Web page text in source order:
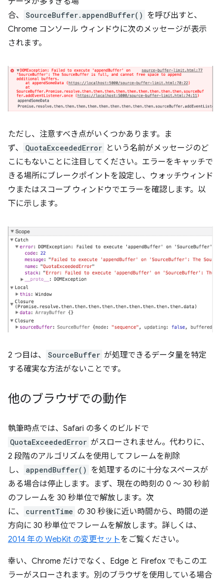
合、
SourceBuffer.appendBuffer() を呼び出すと、
Chrome コンソール ウィンドウに次のメッセージが表示
されます。
ただし、注意すべき点がいくつかあります。ま
ず、
QuotaExceededError という名前がメッセージのど
こにもないことに注目してください。エラーをキャッチで
きる場所にブレークポイントを設定し、ウォッチウィンド
ウまたはスコープ ウィンドウでエラーを確認します。以
下に示します。
2 つ目は、 SourceBuffer が処理できるデータ量を特定
する確実な方法がないことです。
他のブラウザでの動作
執筆時点では、Safari の多くのビルドで
QuotaExceededError がスローされません。代わりに、
2 段階のアルゴリズムを使用してフレームを削除
し、
appendBuffer() を処理するのに十分なスペースが
ある場合は停止します。まず、現在の時刻の 0 ～ 30 秒前
のフレームを 30 秒単位で解放します。次
に、
currentTime の 30 秒後に近い時間から、時間の逆
方向に 30 秒単位でフレームを解放します。詳しくは、
2014 年の WebKit の変更セットをご覧ください。
幸い、Chrome だけでなく、Edge と Firefox でもこのエ
ラーがスローされます。別のブラウザを使用している場合